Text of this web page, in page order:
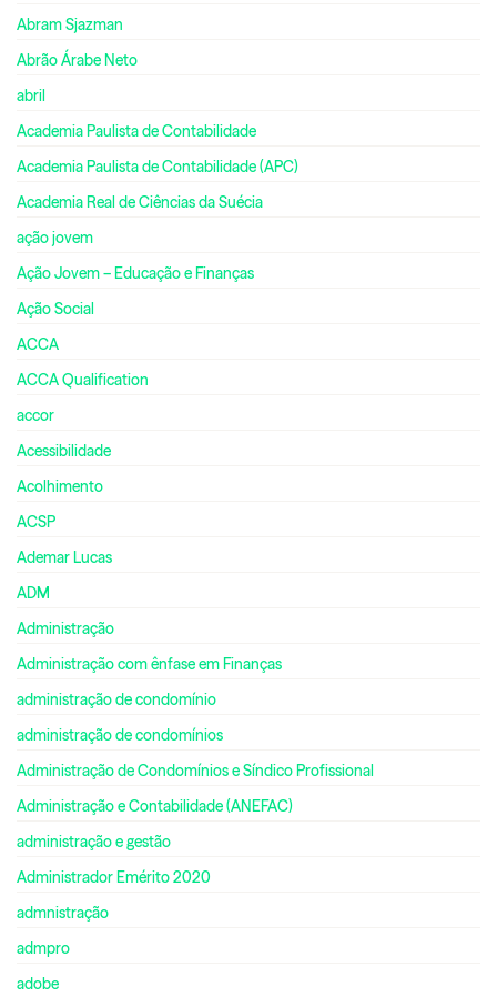
Abram Sjazman
Abrão Árabe Neto
abril
Academia Paulista de Contabilidade
Academia Paulista de Contabilidade (APC)
Academia Real de Ciências da Suécia
ação jovem
Ação Jovem – Educação e Finanças
Ação Social
ACCA
ACCA Qualification
accor
Acessibilidade
Acolhimento
ACSP
Ademar Lucas
ADM
Administração
Administração com ênfase em Finanças
administração de condomínio
administração de condomínios
Administração de Condomínios e Síndico Profissional
Administração e Contabilidade (ANEFAC)
administração e gestão
Administrador Emérito 2020
admnistração
admpro
adobe